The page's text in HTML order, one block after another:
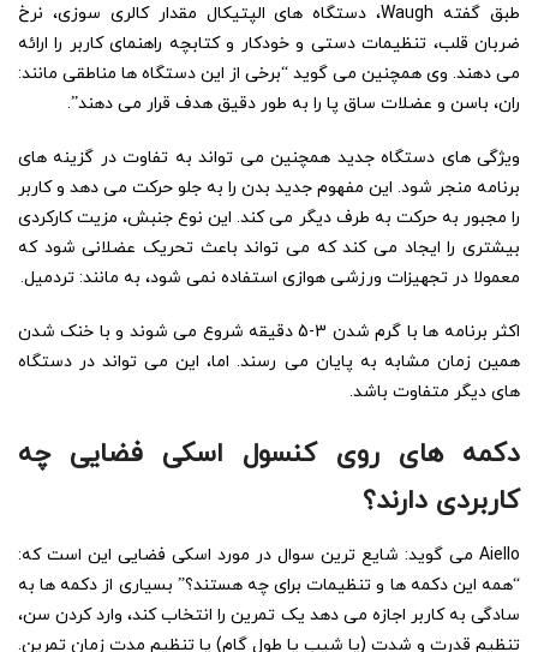
طبق گفته Waugh، دستگاه های الپتیکال مقدار کالری سوزی، نرخ
ضربان قلب، تنظیمات دستی و خودکار و کتابچه راهنمای کاربر را ارائه
می دهند. وی همچنین می گوید “برخی از این دستگاه ها مناطقی مانند:
ران، باسن و عضلات ساق پا را به طور دقیق هدف قرار می دهند”.
ویژگی های دستگاه جدید همچنین می تواند به تفاوت در گزینه های
برنامه منجر شود. این مفهوم جدید بدن را به جلو حرکت می دهد و کاربر
را مجبور به حرکت به طرف دیگر می کند. این نوع جنبش، مزیت کارکردی
بیشتری را ایجاد می کند که می تواند باعث تحریک عضلانی شود که
معمولا در تجهیزات ورزشی هوازی استفاده نمی شود، به مانند: تردمیل.
اکثر برنامه ها با گرم شدن 3-5 دقیقه شروع می شوند و با خنک شدن
همین زمان مشابه به پایان می رسند. اما، این می تواند در دستگاه
های دیگر متفاوت باشد.
دکمه های روی کنسول اسکی فضایی چه
کاربردی دارند؟
Aiello می گوید: شایع ترین سوال در مورد اسکی فضایی این است که:
“همه این دکمه ها و تنظیمات برای چه هستند؟” بسیاری از دکمه ها به
سادگی به کاربر اجازه می دهد یک تمرین را انتخاب کند، وارد کردن سن،
تنظیم قدرت و شدت (یا شیب یا طول گام) یا تنظیم مدت زمان تمرین.